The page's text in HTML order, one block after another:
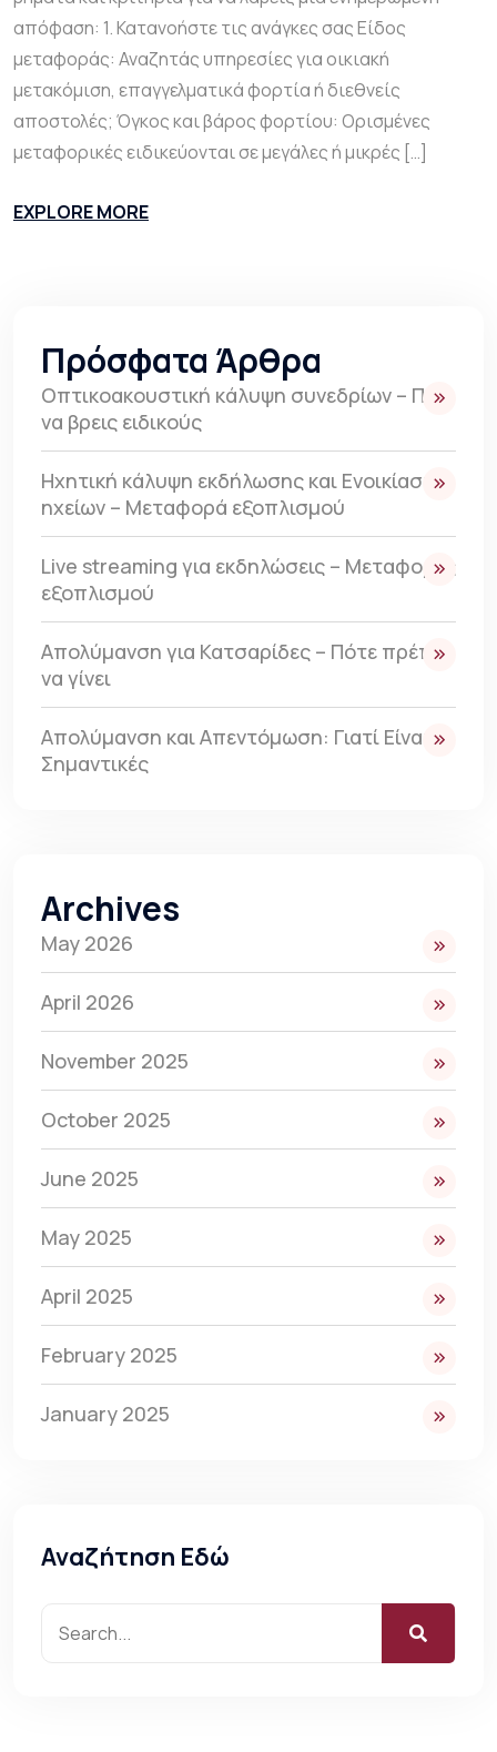
απόφαση: 1. Κατανοήστε τις ανάγκες σας Είδος
μεταφοράς: Αναζητάς υπηρεσίες για οικιακή
μετακόμιση, επαγγελματικά φορτία ή διεθνείς
αποστολές; Όγκος και βάρος φορτίου: Ορισμένες
μεταφορικές ειδικεύονται σε μεγάλες ή μικρές […]
EXPLORE MORE
Πρόσφατα Άρθρα
Οπτικοακουστική κάλυψη συνεδρίων – Πως
να βρεις ειδικούς
Ηχητική κάλυψη εκδήλωσης και Ενοικίαση
ηχείων – Μεταφορά εξοπλισμού
Live streaming για εκδηλώσεις – Μεταφορές
εξοπλισμού
Απολύμανση για Κατσαρίδες – Πότε πρέπει
να γίνει
Απολύμανση και Απεντόμωση: Γιατί Είναι
Σημαντικές
Archives
May 2026
April 2026
November 2025
October 2025
June 2025
May 2025
April 2025
February 2025
January 2025
Αναζήτηση Εδώ